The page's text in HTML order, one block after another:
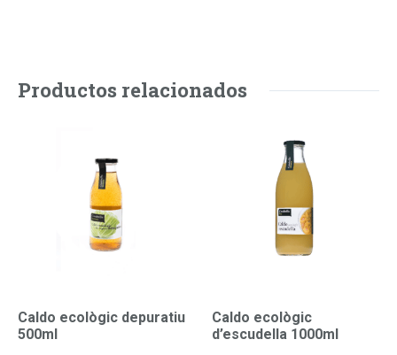
Productos relacionados
Caldo ecològic depuratiu
500ml
Caldo ecològic
d’escudella 1000ml